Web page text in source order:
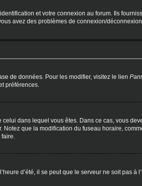
et votre connexion au forum. Ils
avez des problèmes de connexion/
de données. Pour les modifier, visitez le lien
préférences.
dans lequel vous êtes. Dans ce cas, vous
que la modification du fuseau horaire,
d’été, il se peut que le serveur ne soit pas à